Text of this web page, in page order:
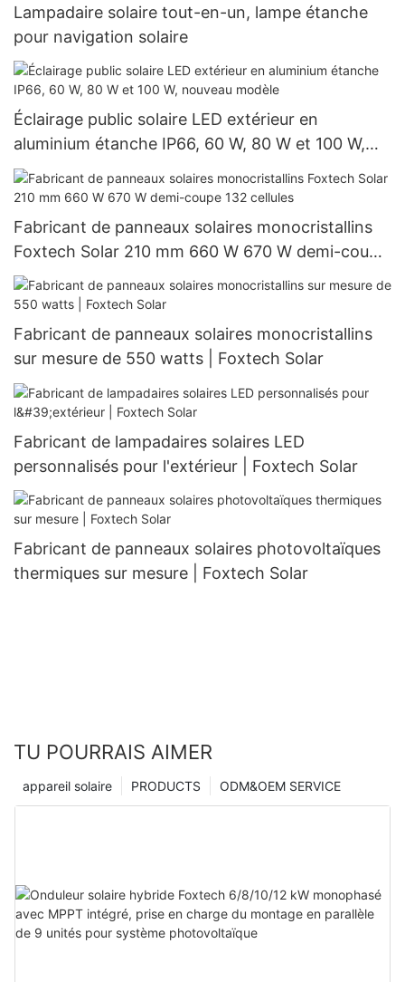
Lampadaire solaire tout-en-un, lampe étanche
pour navigation solaire
Éclairage public solaire LED extérieur en
aluminium étanche IP66, 60 W, 80 W et 100 W,
nouveau modèle
Fabricant de panneaux solaires monocristallins
Foxtech Solar 210 mm 660 W 670 W demi-coupe
132 cellules
Fabricant de panneaux solaires monocristallins
sur mesure de 550 watts | Foxtech Solar
Fabricant de lampadaires solaires LED
personnalisés pour l'extérieur | Foxtech Solar
Fabricant de panneaux solaires photovoltaïques
thermiques sur mesure | Foxtech Solar
TU POURRAIS AIMER
ODM&OEM SERVICE
PRODUCTS
appareil solaire